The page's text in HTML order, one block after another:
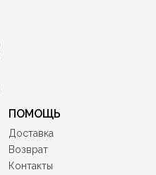
ПОМОЩЬ
Доставка
Возврат
Контакты